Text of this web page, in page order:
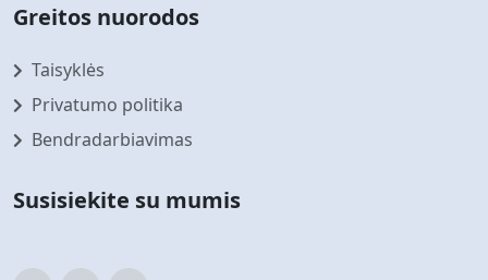
Greitos nuorodos
Taisyklės
Privatumo politika
Bendradarbiavimas
Susisiekite su mumis